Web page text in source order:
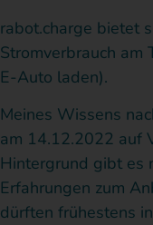
rabot.charge bietet
Stromverbrauch
E-Auto laden).
Meines Wissens
am 14.12.2022 auf
Hintergrund gibt es
Erfahrungen zum
dürften frühestens